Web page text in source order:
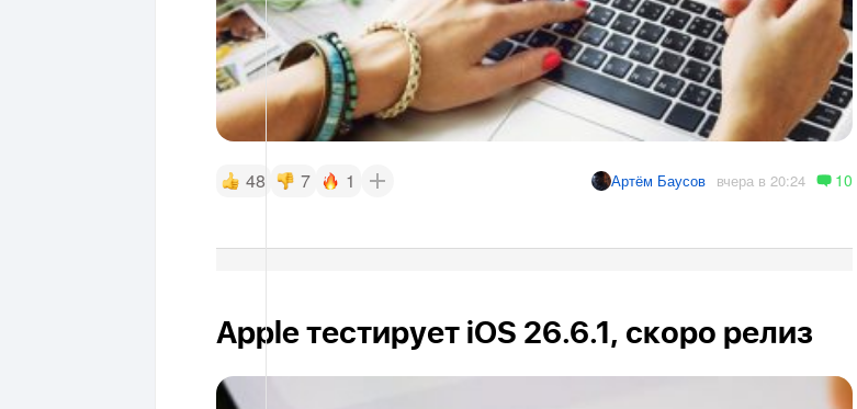
48 7 1 Артём Баусов вчера в 20:24 10
Apple тестирует iOS 26.6.1, скоро релиз